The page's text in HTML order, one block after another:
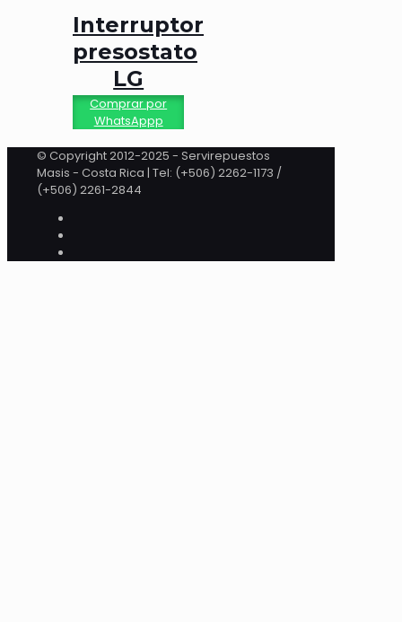
Interruptor
presostato
LG
Comprar por
WhatsAppp
© Copyright 2012-2025 - Servirepuestos
Masis - Costa Rica | Tel: (+506) 2262-1173 /
(+506) 2261-2844